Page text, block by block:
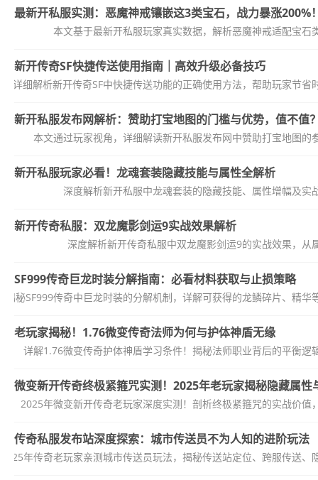
最新开私服实测：恶魔神戒镶嵌这3类宝石，战力暴涨200%
本文基于最新开私服玩家真实数据，解析恶魔神戒适配宝
新开传奇SF快捷传送使用指南｜高效升级必备技巧
文详细解析新开传奇SF中快捷传送功能的正确使用方法，帮助玩家节
新开私服发布网解析：赞助打宝地图的门槛与优势，值不值
本文通过玩家视角，详细解读新开私服发布网中赞助打宝地图
新开私服玩家必看！龙魂套装隐藏技能与属性全解析
深度解析新开私服中龙魂套装的隐藏技能、属性增幅及
新开传奇私服：双龙魔影剑运9实战效果解析
深度解析新开传奇私服中双龙魔影剑运9的实战效果，
SF999传奇巨龙时装分解指南：必看材料获取与止损策略
揭秘SF999传奇中巨龙时装的分解机制，详解可获得的龙鳞碎片、精
老玩家揭秘！1.76微变传奇法师为何与护体神盾无缘
详解1.76微变传奇护体神盾学习条件！揭秘法师职业背后的平衡
微变新开传奇终极紧箍咒实测！2025年老玩家揭秘隐藏属性
2025年微变新开传奇老玩家深度实测！剖析终极紧箍咒的实战价
传奇私服发布站深度探索：城市传送员不为人知的进阶玩法
2025年传奇老玩家亲测城市传送员玩法，揭秘传送站定位、跨服传送